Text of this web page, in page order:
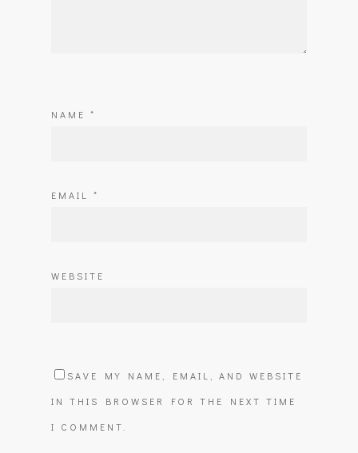
NAME *
EMAIL *
WEBSITE
SAVE MY NAME, EMAIL, AND WEBSITE
IN THIS BROWSER FOR THE NEXT TIME
I COMMENT.